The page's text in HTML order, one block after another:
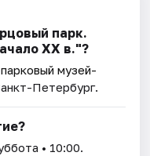
парк.
XX в."?
музей-
Петербург.
• 10:00.